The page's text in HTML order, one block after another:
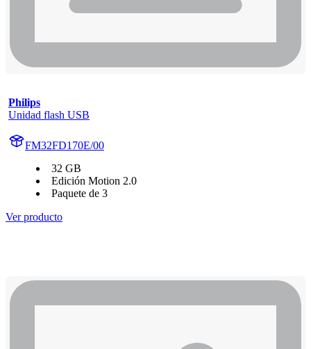
Philips
Unidad flash USB
FM32FD170E/00
32 GB
Edición Motion 2.0
Paquete de 3
Ver producto